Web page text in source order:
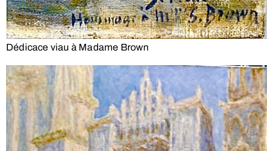
Dédicace viau à Madame Brown